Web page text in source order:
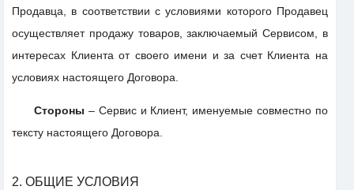
Продавца, в соответствии с условиями которого Продавец
осуществляет продажу товаров, заключаемый Сервисом, в
интересах Клиента от своего имени и за счет Клиента на
условиях настоящего Договора.
Стороны – Сервис и Клиент, именуемые совместно по
тексту настоящего Договора.
2. ОБЩИЕ УСЛОВИЯ